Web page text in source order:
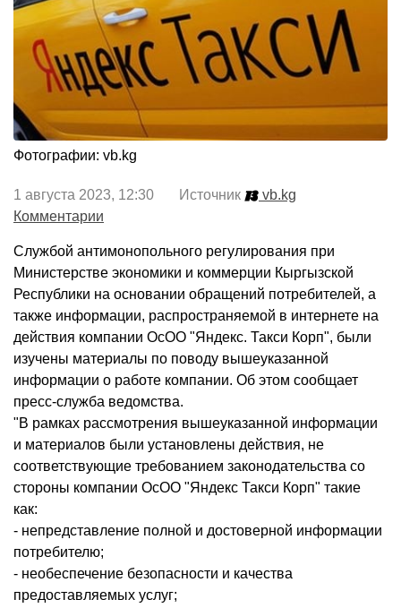
Фотографии: vb.kg
1 августа 2023, 12:30 Источник
vb.kg
Комментарии
Службой антимонопольного регулирования при
Министерстве экономики и коммерции Кыргызской
Республики на основании обращений потребителей, а
также информации, распространяемой в интернете на
действия компании ОсОО "Яндекс. Такси Корп", были
изучены материалы по поводу вышеуказанной
информации о работе компании. Об этом сообщает
пресс-служба ведомства.
"В рамках рассмотрения вышеуказанной информации
и материалов были установлены действия, не
соответствующие требованием законодательства со
стороны компании ОсОО "Яндекс Такси Корп" такие
как:
- непредставление полной и достоверной информации
потребителю;
- необеспечение безопасности и качества
предоставляемых услуг;